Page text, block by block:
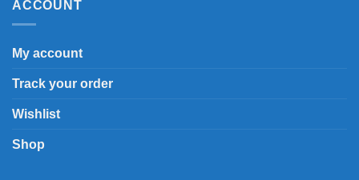
ACCOUNT
My account
Track your order
Wishlist
Shop